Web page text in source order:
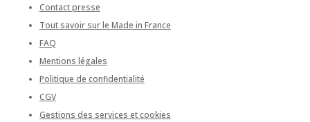
Contact presse
Tout savoir sur le Made in France
FAQ
Mentions légales
Politique de confidentialité
CGV
Gestions des services et cookies